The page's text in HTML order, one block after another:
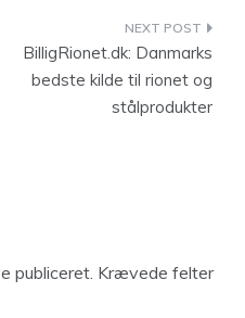
BilligRionet.dk: Danmarks
bedste kilde til rionet og
stålprodukter
publiceret. Krævede felter